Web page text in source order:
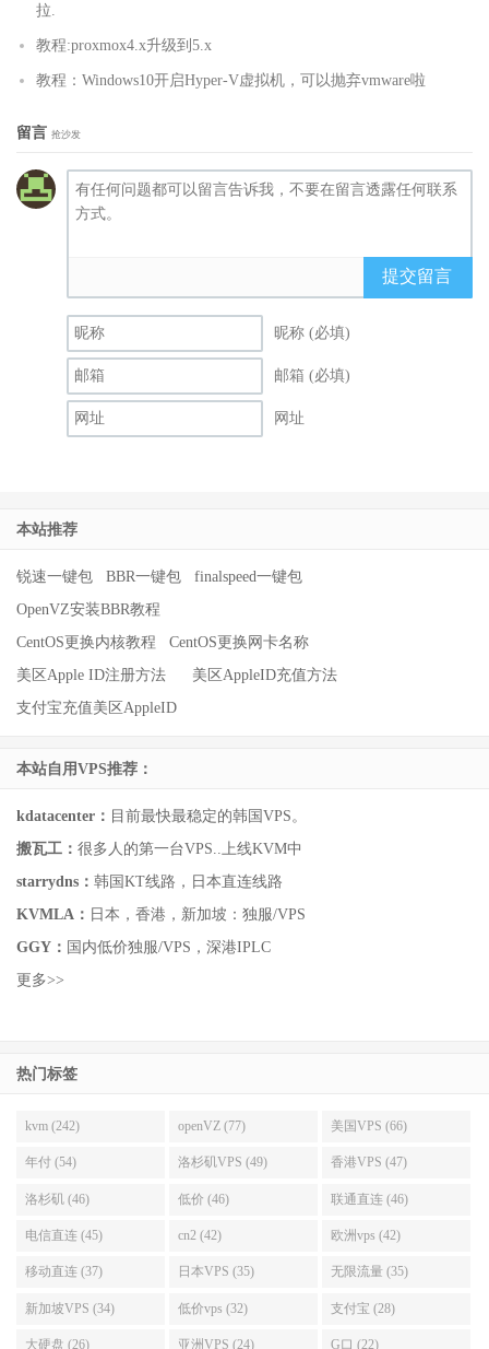
拉.
教程:proxmox4.x升级到5.x
教程：Windows10开启Hyper-V虚拟机，可以抛弃vmware啦
留言 抢沙发
提交留言
昵称 (必填)
邮箱 (必填)
网址
本站推荐
锐速一键包 BBR一键包
finalspeed一键包
OpenVZ安装BBR教程
CentOS更换内核教程
CentOS更换网卡名称
美区Apple ID注册方法
美区AppleID充值方法
支付宝充值美区AppleID
本站自用VPS推荐：
kdatacenter： 目前最快最稳定的韩国VPS。
搬瓦工： 很多人的第一台VPS..上线KVM中
starrydns： 韩国KT线路，日本直连线路
KVMLA： 日本，香港，新加坡：独服/VPS
GGY： 国内低价独服/VPS，深港IPLC
更多>>
热门标签
kvm (242) openVZ (77) 美国VPS (66)
年付 (54) 洛杉矶VPS (49) 香港VPS (47)
洛杉矶 (46) 低价 (46) 联通直连 (46)
电信直连 (45) cn2 (42) 欧洲vps (42)
移动直连 (37) 日本VPS (35) 无限流量 (35)
新加坡VPS (34) 低价vps (32) 支付宝 (28)
大硬盘 (26) 亚洲VPS (24) G口 (22)